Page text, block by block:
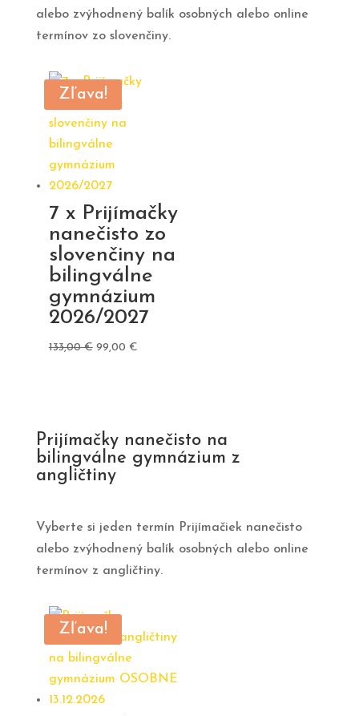
alebo zvýhodnený balík osobných alebo online
termínov zo slovenčiny.
Zľava!
7 x Prijímačky
nanečisto zo
slovenčiny na
bilingválne
gymnázium
2026/2027
133,00€ Pôvodná
99,00 €Aktuálna
Prijímačky nanečisto na
bilingválne gymnázium z
angličtiny
Vyberte si jeden termín Prijímačiek nanečisto
alebo zvýhodnený balík osobných alebo online
termínov z angličtiny.
Zľava!